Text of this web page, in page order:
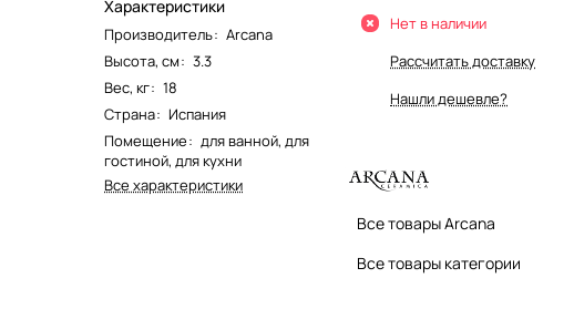
Характеристики
Производитель: Arcana
Высота, см: 3.3
Вес, кг: 18
Страна: Испания
Помещение: для ванной, для
гостиной, для кухни
Все характеристики
Нет в наличии
Рассчитать доставку
Нашли дешевле?
Все товары Arcana
Все товары категории